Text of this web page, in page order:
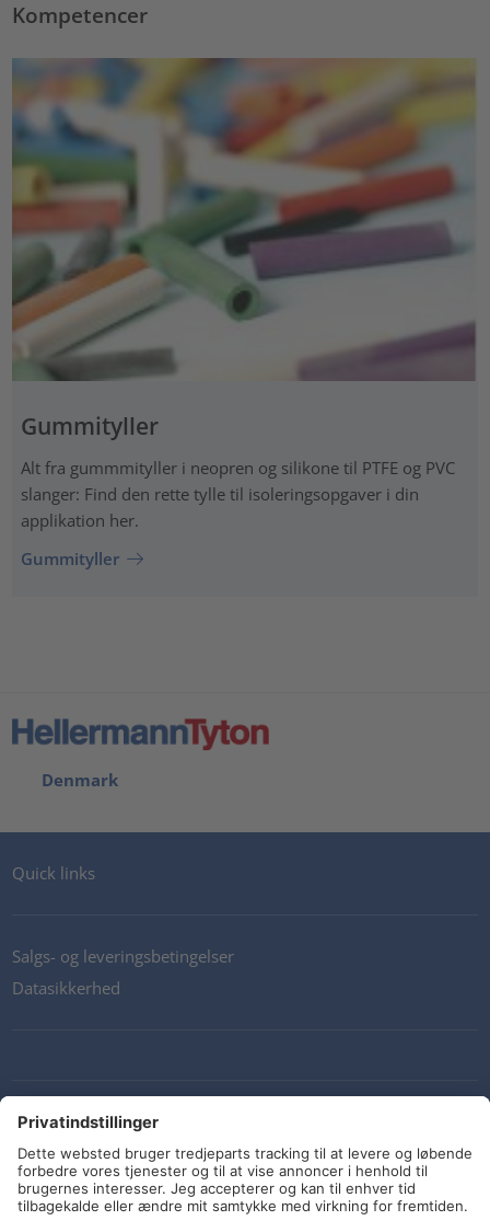
Kompetencer
Gummityller
Alt fra gummmityller i neopren og silikone til PTFE og PVC
slanger: Find den rette tylle til isoleringsopgaver i din
applikation her.
Gummityller
Denmark
Quick links
Salgs- og leveringsbetingelser
Datasikkerhed
Kontakt os
Retningslinjer og forpligtelser